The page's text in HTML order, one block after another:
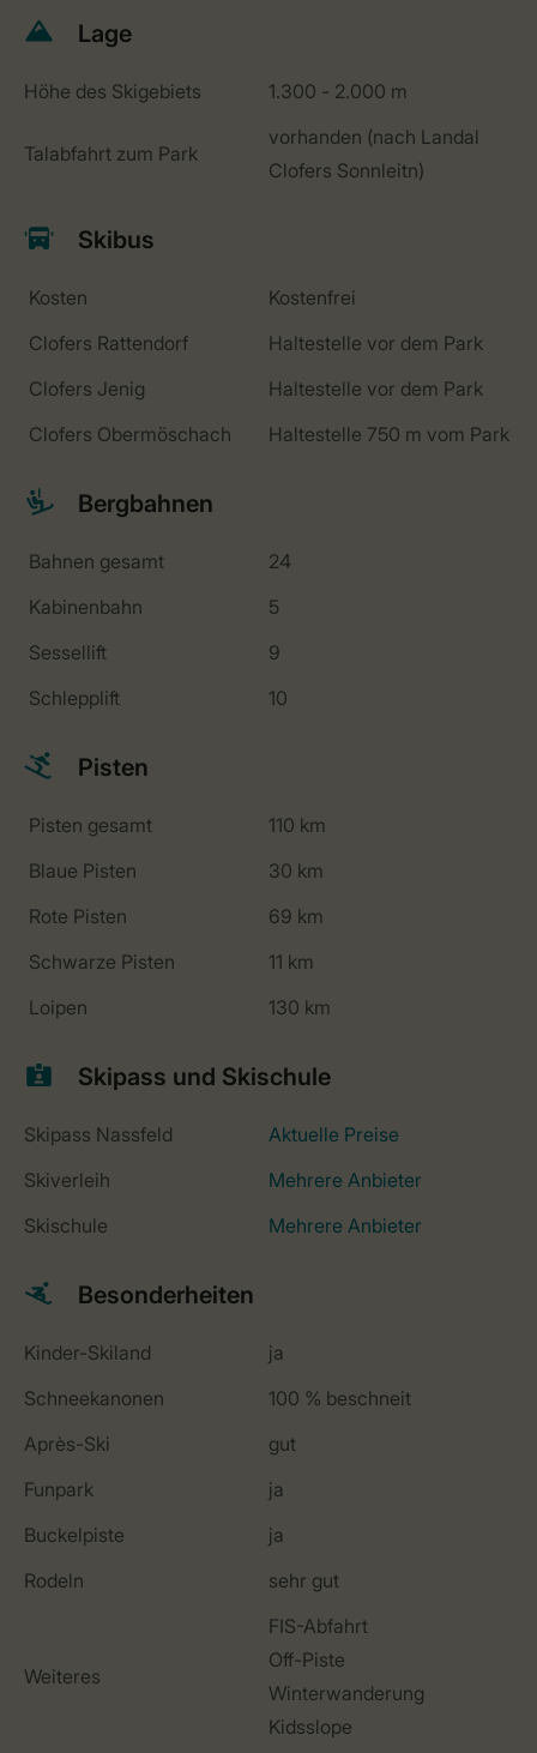
Lage
Höhe des Skigebiets 1.300 - 2.000 m
Talabfahrt zum Park
vorhanden (nach Landal
Clofers Sonnleitn)
Skibus
Kosten
Kostenfrei
Clofers Rattendorf
Haltestelle vor dem Park
Clofers Jenig
Haltestelle vor dem Park
Clofers Obermöschach
Haltestelle 750 m vom Park
Bergbahnen
Bahnen gesamt
24
Kabinenbahn
5
Sessellift
9
Schlepplift
10
Pisten
Pisten gesamt
110 km
Blaue Pisten
30 km
Rote Pisten
69 km
Schwarze Pisten
11 km
Loipen
130 km
Skipass und Skischule
Skipass Nassfeld
Aktuelle Preise
Skiverleih
Mehrere Anbieter
Skischule
Mehrere Anbieter
Besonderheiten
Kinder-Skiland
ja
Schneekanonen
100 % beschneit
Après-Ski
gut
Funpark
ja
Buckelpiste
ja
Rodeln
sehr gut
Weiteres
FIS-Abfahrt
Off-Piste
Winterwanderung
Kidsslope